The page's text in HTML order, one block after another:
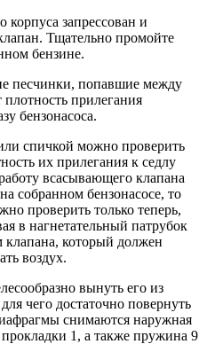
корпуса запрессован и
Тщательно промойте
бензине.
песчинки, попавшие между
прилегания
бензонасоса.
спичкой можно проверить
их прилегания к седлу
всасывающего клапана
собранном бензонасосе, то
проверить только теперь,
в нагнетательный патрубок
клапана, который должен
воздух.
вынуть его из
чего достаточно повернуть
снимаются наружная
1, а также пружина 9